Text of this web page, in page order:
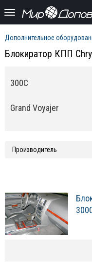
Дополнительное
Блокиратор КПП
300C
Grand Voyajer